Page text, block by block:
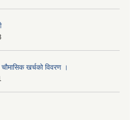
खर्चको विवरण ।